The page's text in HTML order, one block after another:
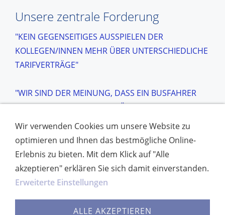
Unsere zentrale Forderung
"KEIN GEGENSEITIGES AUSSPIELEN DER
KOLLEGEN/INNEN MEHR ÜBER UNTERSCHIEDLICHE
TARIFVERTRÄGE"
"WIR SIND DER MEINUNG, DASS EIN BUSFAHRER
EIN BUSFAHRER IST, UNABHÄNGIG DAVON, OB
KOMMUNAL ODER PRIVAT BESCHÄFTIGT."
Letzte Änderung am Samstag, 16. August 2025 um
13:15:25 Uhr.
Wir verwenden Cookies um unsere Website zu
optimieren und Ihnen das bestmögliche Online-
Erlebnis zu bieten. Mit dem Klick auf "Alle
akzeptieren" erklären Sie sich damit einverstanden.
Erweiterte Einstellungen
ALLE AKZEPTIEREN